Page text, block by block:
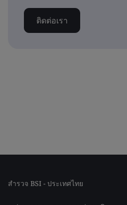
ติดต่อเรา
สำรวจ BSI - ประเทศไทย